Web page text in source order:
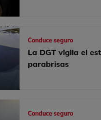
Conduce seguro
La DGT vigila el
parabrisas
Conduce seguro